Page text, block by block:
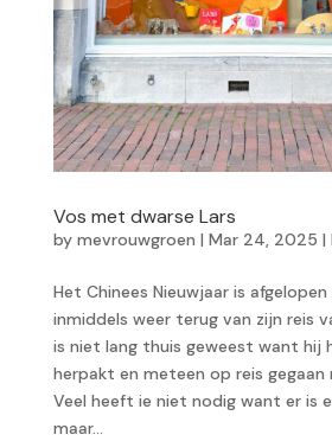
Vos met dwarse Lars
by mevrouwgroen | Mar 24, 2025 |
Het Chinees Nieuwjaar is afgelopen
inmiddels weer terug van zijn reis
is niet lang thuis geweest want hij
herpakt en meteen op reis gegaan
Veel heeft ie niet nodig want er is
maar...